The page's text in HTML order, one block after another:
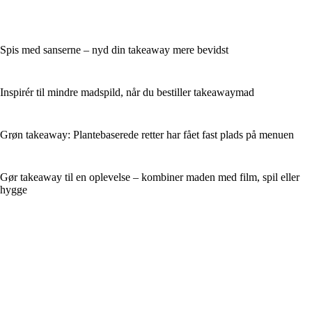
Spis med sanserne – nyd din takeaway mere bevidst
Inspirér til mindre madspild, når du bestiller takeawaymad
Grøn takeaway: Plantebaserede retter har fået fast plads på menuen
Gør takeaway til en oplevelse – kombiner maden med film, spil eller
hygge